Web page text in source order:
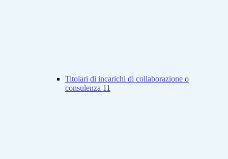
Titolari di incarichi di collaborazione o
consulenza 11